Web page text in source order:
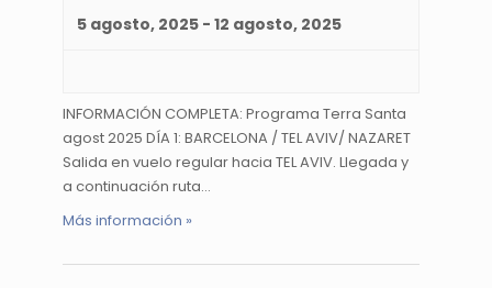
5 agosto, 2025- 12 agosto, 2025
INFORMACIÓN COMPLETA: Programa Terra Santa
agost 2025 DÍA 1: BARCELONA / TEL AVIV/ NAZARET
Salida en vuelo regular hacia TEL AVIV. Llegada y
a continuación ruta…
Más información »